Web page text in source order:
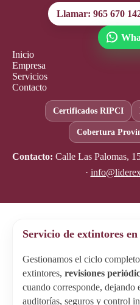
Llamar: 965 670
Inicio
Empresa
Servicios
Contacto
Certificados RIPCI
Cobertura
Contacto: Calle Las Palomas,
·
Servicio de extintores en
Gestionamos el ciclo
extintores, revisiones
cuando corresponde, dejando
auditorías, seguros y control